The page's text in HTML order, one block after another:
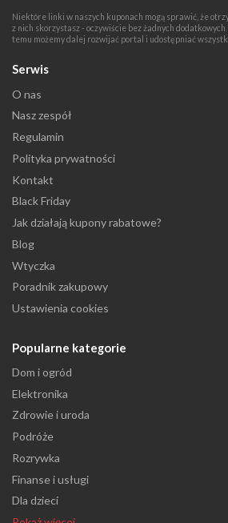
Niektóre linki w naszych kuponach mogą sprawić, że
z nich skorzystasz - oczywiście bez żadnych
temu możemy dalej rozwijać portal i udostępniać
Serwis
O nas
Nasz zespół
Regulamin
Polityka prywatności
Kontakt
Black Friday
Jak działają kupony rabatowe?
Blog
Wtyczka
Poradnik zakupowy
Ustawienia cookies
Popularne kategorie
Dom i ogród
Elektronika
Zdrowie i uroda
Podróże
Rozrywka
Finanse i usługi
Dla dzieci